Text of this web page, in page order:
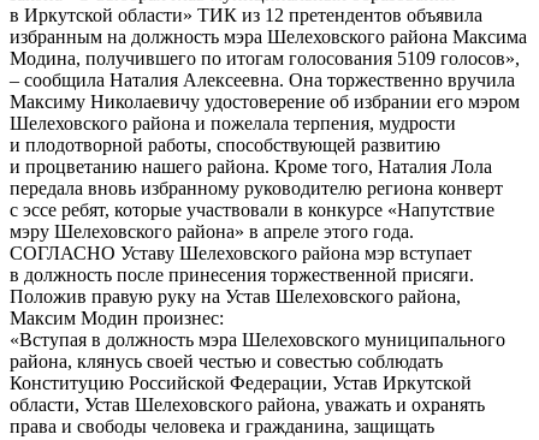
в Иркутской области» ТИК из 12 претендентов объявила
избранным на должность мэра Шелеховского района Максима
Модина, получившего по итогам голосования 5109 голосов»,
– сообщила Наталия Алексеевна. Она торжественно вручила
Максиму Николаевичу удостоверение об избрании его мэром
Шелеховского района и пожелала терпения, мудрости
и плодотворной работы, способствующей развитию
и процветанию нашего района. Кроме того, Наталия Лола
передала вновь избранному руководителю региона конверт
с эссе ребят, которые участвовали в конкурсе «Напутствие
мэру Шелеховского района» в апреле этого года.
СОГЛАСНО Уставу Шелеховского района мэр вступает
в должность после принесения торжественной присяги.
Положив правую руку на Устав Шелеховского района,
Максим Модин произнес:
«Вступая в должность мэра Шелеховского муниципального
района, клянусь своей честью и совестью соблюдать
Конституцию Российской Федерации, Устав Иркутской
области, Устав Шелеховского района, уважать и охранять
права и свободы человека и гражданина, защищать